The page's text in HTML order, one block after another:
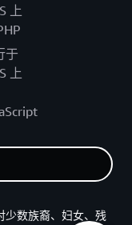
上
于
上
少数族裔、妇女、残